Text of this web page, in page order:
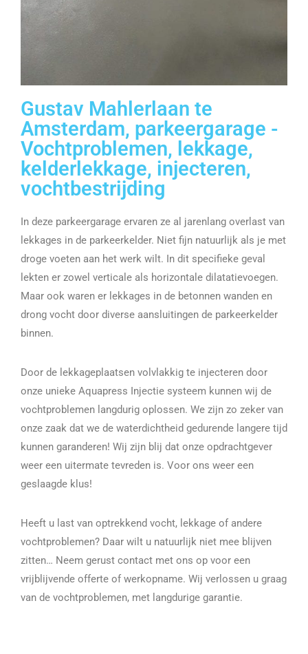
Gustav Mahlerlaan te
Amsterdam, parkeergarage -
Vochtproblemen, lekkage,
kelderlekkage, injecteren,
vochtbestrijding
In deze parkeergarage ervaren ze al jarenlang overlast van
lekkages in de parkeerkelder. Niet fijn natuurlijk als je met
droge voeten aan het werk wilt. In dit specifieke geval
lekten er zowel verticale als horizontale dilatatievoegen.
Maar ook waren er lekkages in de betonnen wanden en
drong vocht door diverse aansluitingen de parkeerkelder
binnen.
Door de lekkageplaatsen volvlakkig te injecteren door
onze unieke Aquapress Injectie systeem kunnen wij de
vochtproblemen langdurig oplossen. We zijn zo zeker van
onze zaak dat we de waterdichtheid gedurende langere tijd
kunnen garanderen! Wij zijn blij dat onze opdrachtgever
weer een uitermate tevreden is. Voor ons weer een
geslaagde klus!
Heeft u last van optrekkend vocht, lekkage of andere
vochtproblemen? Daar wilt u natuurlijk niet mee blijven
zitten… Neem gerust contact met ons op voor een
vrijblijvende offerte of werkopname. Wij verlossen u graag
van de vochtproblemen, met langdurige garantie.